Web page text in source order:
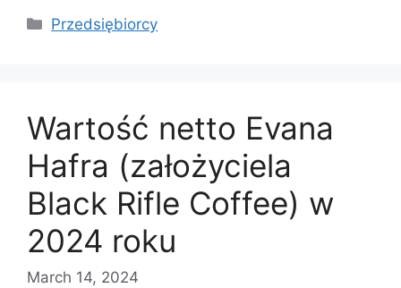
Categories
Przedsiębiorcy
Wartość netto Evana
Hafra (założyciela
Black Rifle Coffee) w
2024 roku
March 14, 2024